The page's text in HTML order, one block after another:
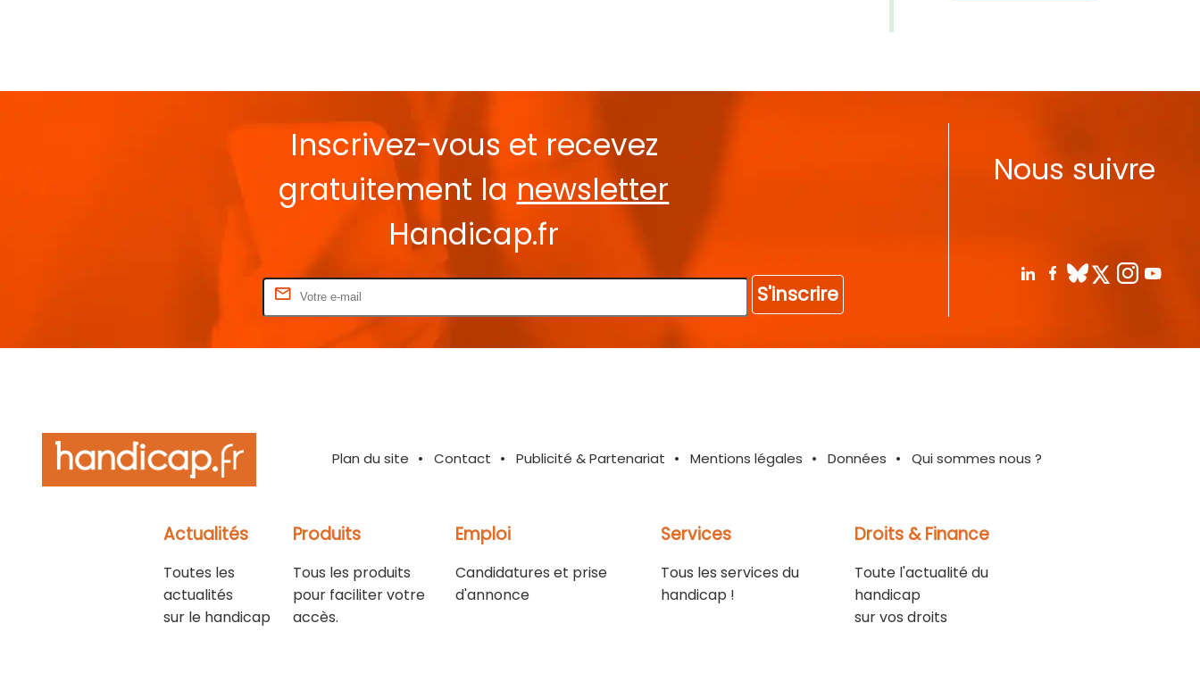
Inscrivez-vous et recevez
gratuitement la newsletter
Handicap.fr
S'inscrire
Nous suivre
Plan du site Contact Publicité & Partenariat Mentions légales Données Qui sommes nous ?
Actualités
Toutes les
actualités
sur le handicap
Produits
Tous les produits
pour faciliter votre
accès.
Emploi
Candidatures et prise
d'annonce
Services
Tous les services du
handicap !
Droits & Finance
Toute l'actualité du
handicap
sur vos droits